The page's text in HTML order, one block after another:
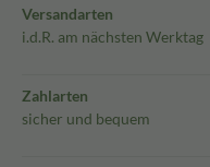
Versandarten
i.d.R. am nächsten Werktag
Zahlarten
sicher und bequem